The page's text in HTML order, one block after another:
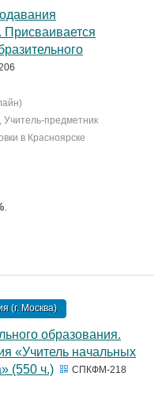
Присваивается
Учитель-предметник
в Красноярске
(г. Москва)
образования.
«Учитель начальных
(550 ч.)
СПКФМ-218